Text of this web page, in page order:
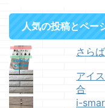
人気の投稿とペー
さら
アイ
合
i-